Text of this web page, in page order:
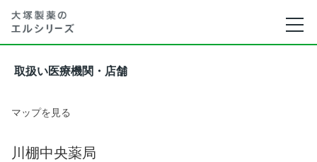
取扱い医療機関・店舗
マップを見る
川棚中央薬局